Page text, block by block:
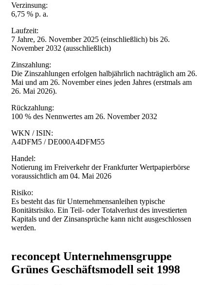
Verzinsung:
6,75 % p. a.
Laufzeit:
7 Jahre, 26. November 2025 (einschließlich) bis 26.
November 2032 (ausschließlich)
Zinszahlung:
Die Zinszahlungen erfolgen halbjährlich nachträglich am 26.
Mai und am 26. November eines jeden Jahres (erstmals am
26. Mai 2026).
Rückzahlung:
100 % des Nennwertes am 26. November 2032
WKN / ISIN:
A4DFM5 / DE000A4DFM55
Handel:
Notierung im Freiverkehr der Frankfurter Wertpapierbörse
voraussichtlich am 04. Mai 2026
Risiko:
Es besteht das für Unternehmensanleihen typische
Bonitätsrisiko. Ein Teil- oder Totalverlust des investierten
Kapitals und der Zinsansprüche kann nicht ausgeschlossen
werden.
reconcept Unternehmensgruppe
Grünes Geschäftsmodell seit 1998